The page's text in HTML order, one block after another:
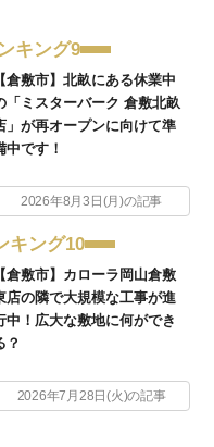
キング9
【倉敷市】北畝にある休業中
「ミスターバーク 倉敷北畝
」が再オープンに向けて準
中です！
2026年8月3日(月)の記事
キング10
【倉敷市】カローラ岡山倉敷
店の隣で大規模な工事が進
中！広大な敷地に何ができ
？
2026年7月28日(火)の記事